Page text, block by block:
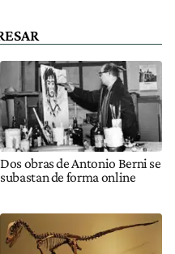
Dos obras de Antonio Berni se
subastan de forma online